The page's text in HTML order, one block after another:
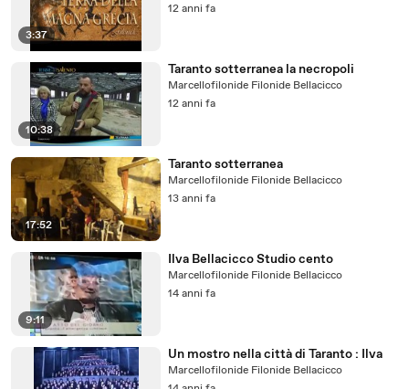
3:37
12 anni fa
10:38
Taranto sotterranea la necropoli
Marcellofilonide Filonide Bellacicco
12 anni fa
17:52
Taranto sotterranea
Marcellofilonide Filonide Bellacicco
13 anni fa
9:11
Ilva Bellacicco Studio cento
Marcellofilonide Filonide Bellacicco
14 anni fa
Un mostro nella città di Taranto : Ilva
Marcellofilonide Filonide Bellacicco